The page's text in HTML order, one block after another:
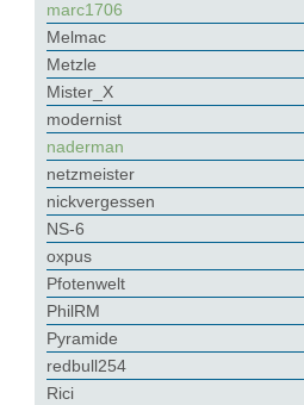
marc1706
Melmac
Metzle
Mister_X
modernist
naderman
netzmeister
nickvergessen
NS-6
oxpus
Pfotenwelt
PhilRM
Pyramide
redbull254
Rici